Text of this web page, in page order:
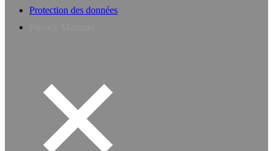
Protection des données